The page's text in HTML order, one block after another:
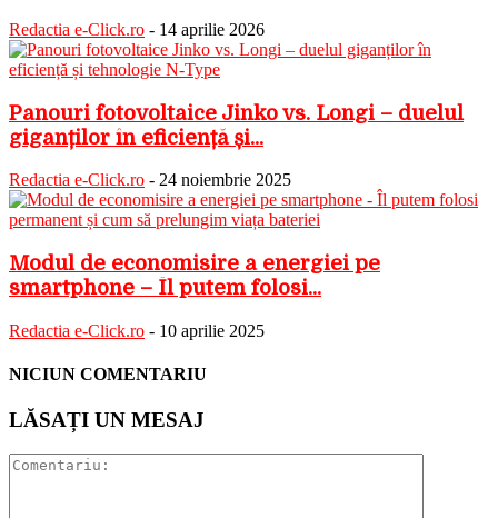
Redactia e-Click.ro - 14 aprilie 2026
Panouri fotovoltaice Jinko vs. Longi – duelul
giganților în eficiență și...
Redactia e-Click.ro - 24 noiembrie 2025
Modul de economisire a energiei pe
smartphone – Îl putem folosi...
Redactia e-Click.ro - 10 aprilie 2025
NICIUN COMENTARIU
LĂSAȚI UN MESAJ